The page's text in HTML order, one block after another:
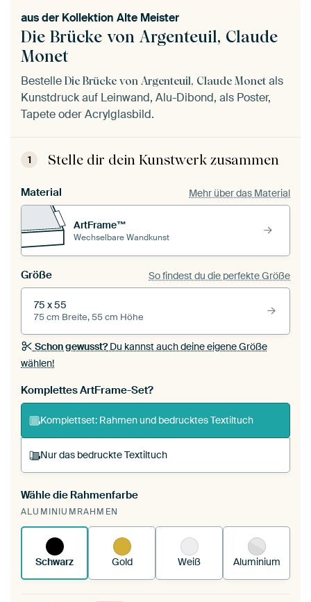
Die Brücke von Argenteuil, Claude
Monet
aus der Kollektion Alte Meister
Bestelle Die Brücke von Argenteuil, Claude Monet als
Kunstdruck auf Leinwand, Alu-Dibond, als Poster,
Tapete oder Acrylglasbild.
1 Stelle dir dein Kunstwerk zusammen
Material Mehr über das Material
ArtFrame™
Wechselbare Wandkunst
Größe So findest du die perfekte Größe
75 x 55
75 cm Breite, 55 cm Höhe
Schon gewusst?Du kannst auch deine eigene Größe
wählen!
Komplettes ArtFrame-Set?
Komplettset: Rahmen und bedrucktes Textiltuch
Nur das bedruckte Textiltuch
Du spannst einen wechselbaren Textiltuch in
deinen vorhandenen ArtFrame™.
funktioniert es.
Wähle die Rahmenfarbe
ALUMINIUMRAHMEN
Schwarz Gold Weiß Aluminium